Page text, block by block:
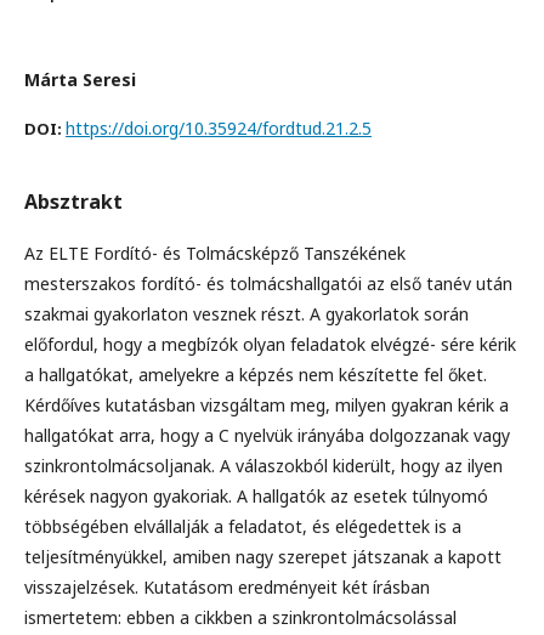
Márta Seresi
DOI: https://doi.org/10.35924/fordtud.21.2.5
Absztrakt
Az ELTE Fordító- és Tolmácsképző Tanszékének
mesterszakos fordító- és tolmácshallgatói az első tanév után
szakmai gyakorlaton vesznek részt. A gyakorlatok során
előfordul, hogy a megbízók olyan feladatok elvégzé- sére kérik
a hallgatókat, amelyekre a képzés nem készítette fel őket.
Kérdőíves kutatásban vizsgáltam meg, milyen gyakran kérik a
hallgatókat arra, hogy a C nyelvük irányába dolgozzanak vagy
szinkrontolmácsoljanak. A válaszokból kiderült, hogy az ilyen
kérések nagyon gyakoriak. A hallgatók az esetek túlnyomó
többségében elvállalják a feladatot, és elégedettek is a
teljesítményükkel, amiben nagy szerepet játszanak a kapott
visszajelzések. Kutatásom eredményeit két írásban
ismertetem: ebben a cikkben a szinkrontolmácsolással